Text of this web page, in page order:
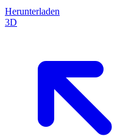
Herunterladen
3D